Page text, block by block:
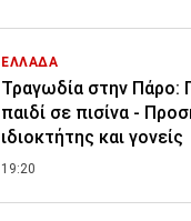
ΕΛΛΑΔΑ
Τραγωδία στην Πάρο:
παιδί σε πισίνα -
ιδιοκτήτης και γονείς
19:20